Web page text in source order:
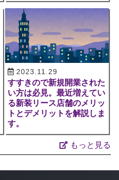
2023.11.29
すすきので新規開業された
い方は必見。最近増えてい
る新装リース店舗のメリッ
トとデメリットを解説しま
す。
もっと見る